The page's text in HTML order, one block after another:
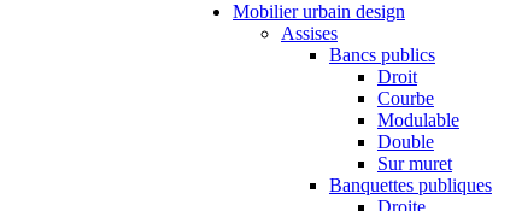
Mobilier urbain design
Assises
Bancs publics
Droit
Courbe
Modulable
Double
Sur muret
Banquettes publiques
Droite